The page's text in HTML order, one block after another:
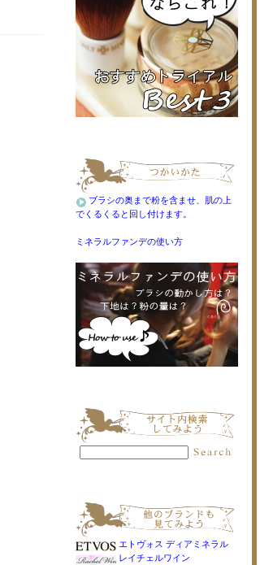
ブラシの奥まで粉を含ませ、肌の上
でくるくると回し付けます。
ミネラルファンデの使い方
エトヴォス ディアミネラル
レイチェルワイン